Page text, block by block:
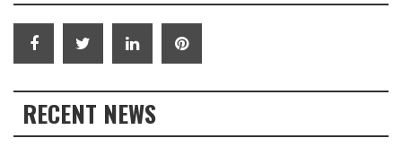
RECENT NEWS